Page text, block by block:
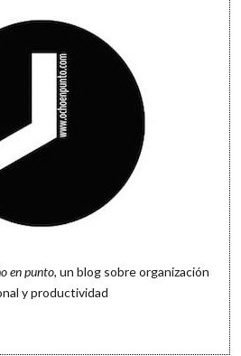
en punto, un blog sobre organización
y productividad